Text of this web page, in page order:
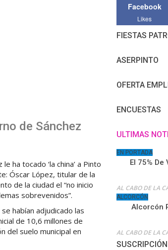
de Sánchez
ha tocado ‘la china’ a Pinto
Óscar López, titular de la
de la ciudad el “no inicio
sobrevenidos”.
habían adjudicado las
de 10,6 millones de
del suelo municipal en
Facebook
Likes
FIESTAS
ASERPINTO
OFERTA
ENCUESTAS
ULTIMAS
EN PORTADA
El 75%
AL CABO DE LA
ALCORCÓN
Alcorcón
AL CABO DE LA
SUSCRIPCIÓN